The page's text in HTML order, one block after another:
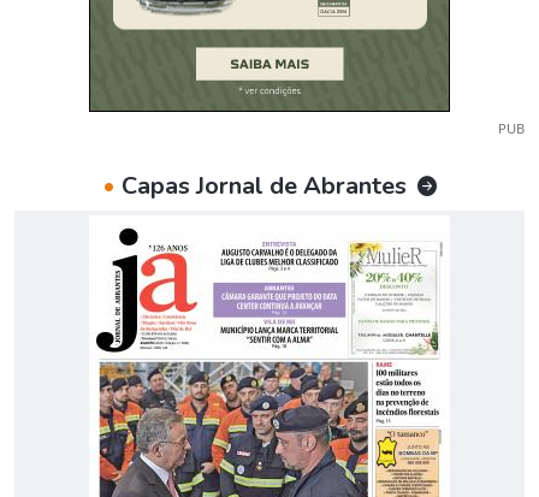
PUB
• Capas Jornal de Abrantes